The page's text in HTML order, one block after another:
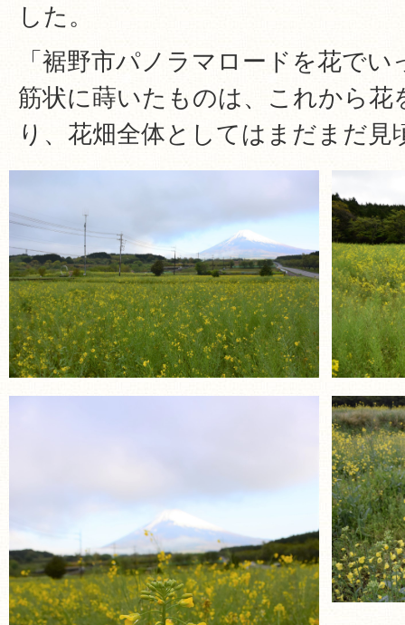
した。
「裾野市パノラマロードを花で
筋状に蒔いたものは、これから
り、花畑全体としてはまだまだ見